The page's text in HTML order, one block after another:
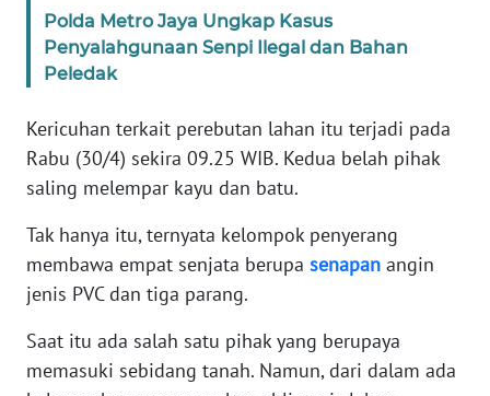
Polda Metro Jaya Ungkap Kasus
Penyalahgunaan Senpi Ilegal dan Bahan
Peledak
Kericuhan terkait perebutan lahan itu terjadi pada
Rabu (30/4) sekira 09.25 WIB. Kedua belah pihak
saling melempar kayu dan batu.
Tak hanya itu, ternyata kelompok penyerang
membawa empat senjata berupa senapan angin
jenis PVC dan tiga parang.
Saat itu ada salah satu pihak yang berupaya
memasuki sebidang tanah. Namun, dari dalam ada
SUMUT
WN
JABAR
BANTEN
WN
NTT